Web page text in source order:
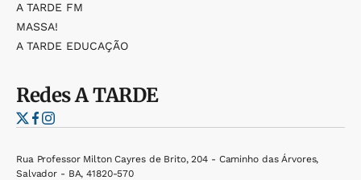
A TARDE FM
MASSA!
A TARDE EDUCAÇÃO
RedesA TARDE
Rua Professor Milton Cayres de Brito, 204 - Caminho das Árvores,
Salvador - BA, 41820-570